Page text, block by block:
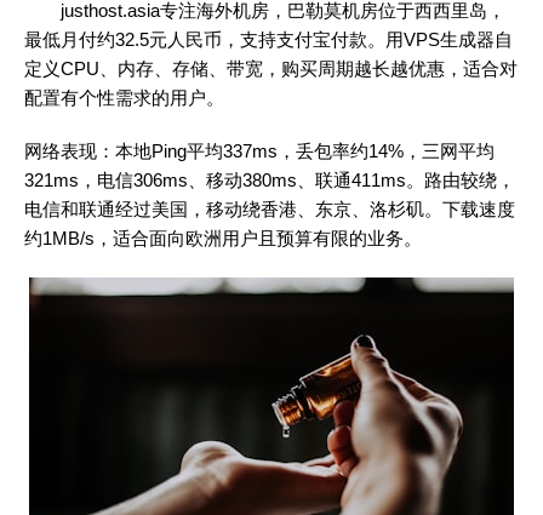
justhost.asia专注海外机房，巴勒莫机房位于西西里岛，
最低月付约32.5元人民币，支持支付宝付款。用VPS生成器自
定义CPU、内存、存储、带宽，购买周期越长越优惠，适合对
配置有个性需求的用户。
网络表现：本地Ping平均337ms，丢包率约14%，三网平均
321ms，电信306ms、移动380ms、联通411ms。路由较绕，
电信和联通经过美国，移动绕香港、东京、洛杉矶。下载速度
约1MB/s，适合面向欧洲用户且预算有限的业务。